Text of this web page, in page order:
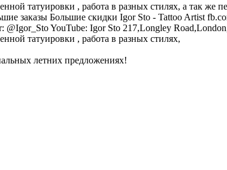
татуировки , работа в разных стилях, а так
заказы Большие скидки Igor Sto - Tattoo Artist
YouTube: Igor Sto 217,Longley
татуировки , работа в разных стилях,
летних предложениях!